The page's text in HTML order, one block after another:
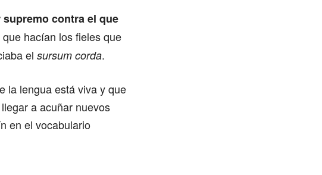
contra el que
hacían los fieles que
el sursum corda.
la lengua está viva y que
a acuñar nuevos
en el vocabulario